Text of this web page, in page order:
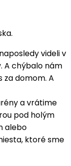
videli v
A chýbalo nám
za domom. A
a vrátime
pod holým
alebo
ktoré sme